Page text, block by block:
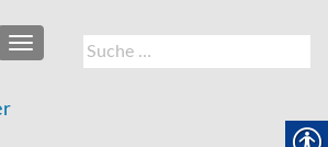
Suche
nach:
SCHALTE NAVIGATION